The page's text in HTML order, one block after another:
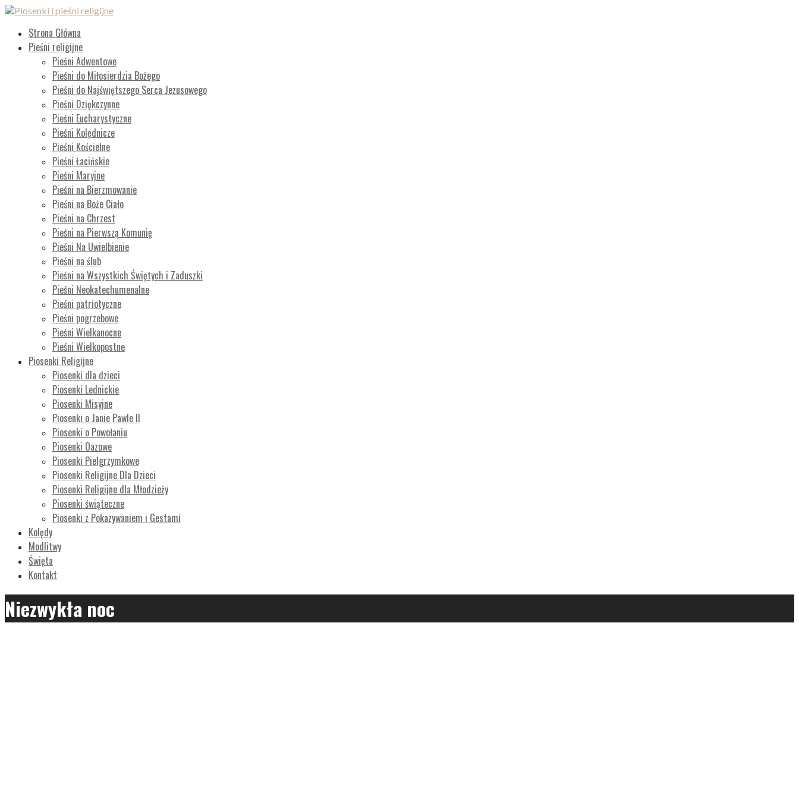
Przejdź
treści
Strona Główna
Pieśni religijne
Pieśni Adwentowe
Pieśni do Miłosierdzia Bożego
Pieśni do Najświętszego Serca Jezusowego
Pieśni Dziękczynne
Pieśni Eucharystyczne
Pieśni Kolędnicze
Pieśni Kościelne
Pieśni Łacińskie
Pieśni Maryjne
Pieśni na Bierzmowanie
Pieśni na Boże Ciało
Pieśni na Chrzest
Pieśni na Pierwszą Komunię
Pieśni Na Uwielbienie
Pieśni na ślub
Pieśni na Wszystkich Świętych i Zaduszki
Pieśni Neokatechumenalne
Pieśni patriotyczne
Pieśni pogrzebowe
Pieśni Wielkanocne
Pieśni Wielkopostne
Piosenki Religijne
Piosenki dla dzieci
Piosenki Lednickie
Piosenki Misyjne
Piosenki o Janie Pawle II
Piosenki o Powołaniu
Piosenki Oazowe
Piosenki Pielgrzymkowe
Piosenki Religijne Dla Dzieci
Piosenki Religijne dla Młodzieży
Piosenki świąteczne
Piosenki z Pokazywaniem i Gestami
Kolędy
Modlitwy
Święta
Kontakt
Niezwykła noc